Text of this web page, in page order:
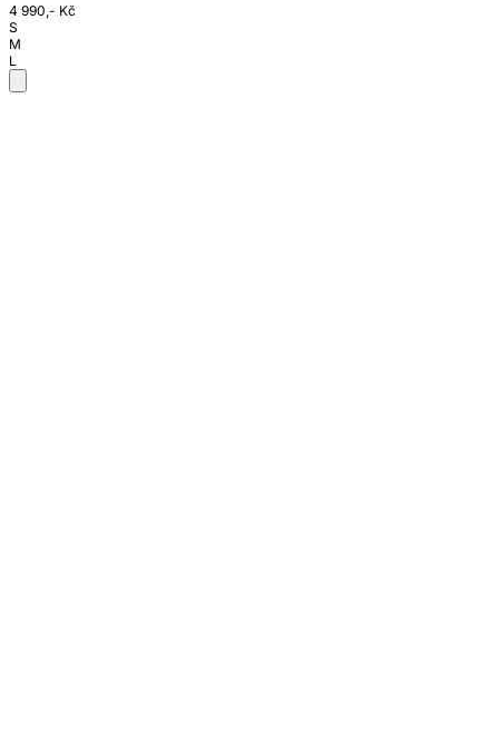
4 990,- Kč
S
M
L